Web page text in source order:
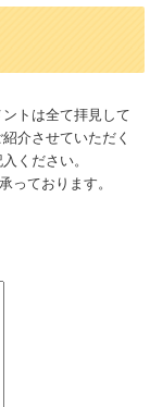
トは全て拝見して
介させていただく
ください。
っております。